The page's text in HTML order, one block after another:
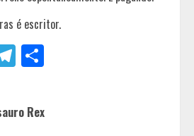
é escritor.
Telegram
Rex